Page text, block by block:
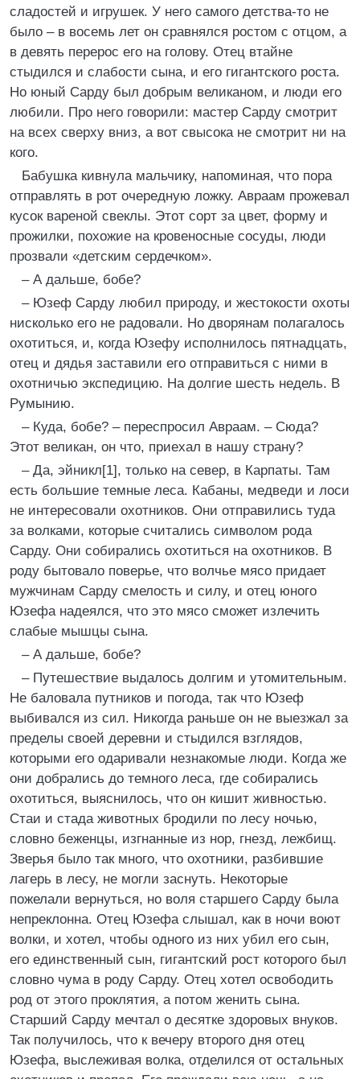
сладостей и игрушек. У него самого детства-то не
было – в восемь лет он сравнялся ростом с отцом, а
в девять перерос его на голову. Отец втайне
стыдился и слабости сына, и его гигантского роста.
Но юный Сарду был добрым великаном, и люди его
любили. Про него говорили: мастер Сарду смотрит
на всех сверху вниз, а вот свысока не смотрит ни на
кого.
Бабушка кивнула мальчику, напоминая, что пора
отправлять в рот очередную ложку. Авраам прожевал
кусок вареной свеклы. Этот сорт за цвет, форму и
прожилки, похожие на кровеносные сосуды, люди
прозвали «детским сердечком».
– А дальше, бобе?
– Юзеф Сарду любил природу, и жестокости охоты
нисколько его не радовали. Но дворянам полагалось
охотиться, и, когда Юзефу исполнилось пятнадцать,
отец и дядья заставили его отправиться с ними в
охотничью экспедицию. На долгие шесть недель. В
Румынию.
– Куда, бобе? – переспросил Авраам. – Сюда?
Этот великан, он что, приехал в нашу страну?
– Да, эйникл[1], только на север, в Карпаты. Там
есть большие темные леса. Кабаны, медведи и лоси
не интересовали охотников. Они отправились туда
за волками, которые считались символом рода
Сарду. Они собирались охотиться на охотников. В
роду бытовало поверье, что волчье мясо придает
мужчинам Сарду смелость и силу, и отец юного
Юзефа надеялся, что это мясо сможет излечить
слабые мышцы сына.
– А дальше, бобе?
– Путешествие выдалось долгим и утомительным.
Не баловала путников и погода, так что Юзеф
выбивался из сил. Никогда раньше он не выезжал за
пределы своей деревни и стыдился взглядов,
которыми его одаривали незнакомые люди. Когда же
они добрались до темного леса, где собирались
охотиться, выяснилось, что он кишит живностью.
Стаи и стада животных бродили по лесу ночью,
словно беженцы, изгнанные из нор, гнезд, лежбищ.
Зверья было так много, что охотники, разбившие
лагерь в лесу, не могли заснуть. Некоторые
пожелали вернуться, но воля старшего Сарду была
непреклонна. Отец Юзефа слышал, как в ночи воют
волки, и хотел, чтобы одного из них убил его сын,
его единственный сын, гигантский рост которого был
словно чума в роду Сарду. Отец хотел освободить
род от этого проклятия, а потом женить сына.
Старший Сарду мечтал о десятке здоровых внуков.
Так получилось, что к вечеру второго дня отец
Юзефа, выслеживая волка, отделился от остальных